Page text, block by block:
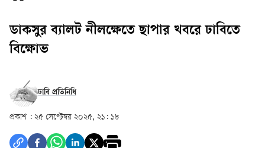
ডাকসুর ব্যালট নীলক্ষেতে ছাপার খবরে ঢাবিতে
বিক্ষোভ
ঢাবি প্রতিনিধি
প্রকাশ : ২৫ সেপ্টেম্বর ২০২৫, ২১: ১৮